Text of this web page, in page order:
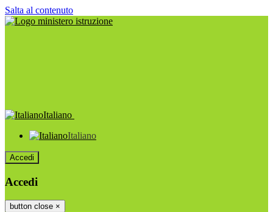
Salta al contenuto
Italiano
Italiano
Accedi
Accedi
button close ×